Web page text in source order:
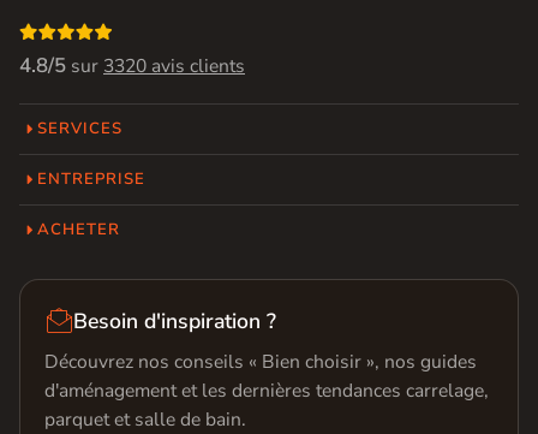

4.8/5 sur 3320 avis clients
SERVICES
ENTREPRISE
ACHETER
Besoin d'inspiration ?
Découvrez nos conseils « Bien choisir », nos guides
d'aménagement et les dernières tendances carrelage,
parquet et salle de bain.